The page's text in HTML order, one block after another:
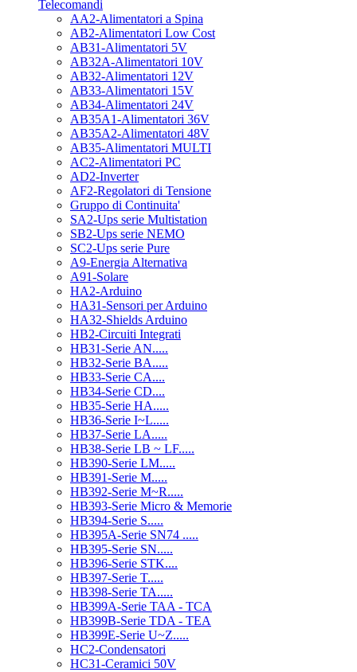
Telecomandi
AA2-Alimentatori a Spina
AB2-Alimentatori Low Cost
AB31-Alimentatori 5V
AB32A-Alimentatori 10V
AB32-Alimentatori 12V
AB33-Alimentatori 15V
AB34-Alimentatori 24V
AB35A1-Alimentatori 36V
AB35A2-Alimentatori 48V
AB35-Alimentatori MULTI
AC2-Alimentatori PC
AD2-Inverter
AF2-Regolatori di Tensione
Gruppo di Continuita'
SA2-Ups serie Multistation
SB2-Ups serie NEMO
SC2-Ups serie Pure
A9-Energia Alternativa
A91-Solare
HA2-Arduino
HA31-Sensori per Arduino
HA32-Shields Arduino
HB2-Circuiti Integrati
HB31-Serie AN.....
HB32-Serie BA.....
HB33-Serie CA....
HB34-Serie CD....
HB35-Serie HA.....
HB36-Serie I~L.....
HB37-Serie LA.....
HB38-Serie LB ~ LF.....
HB390-Serie LM.....
HB391-Serie M.....
HB392-Serie M~R.....
HB393-Serie Micro & Memorie
HB394-Serie S.....
HB395A-Serie SN74 .....
HB395-Serie SN.....
HB396-Serie STK....
HB397-Serie T.....
HB398-Serie TA.....
HB399A-Serie TAA - TCA
HB399B-Serie TDA - TEA
HB399E-Serie U~Z.....
HC2-Condensatori
HC31-Ceramici 50V